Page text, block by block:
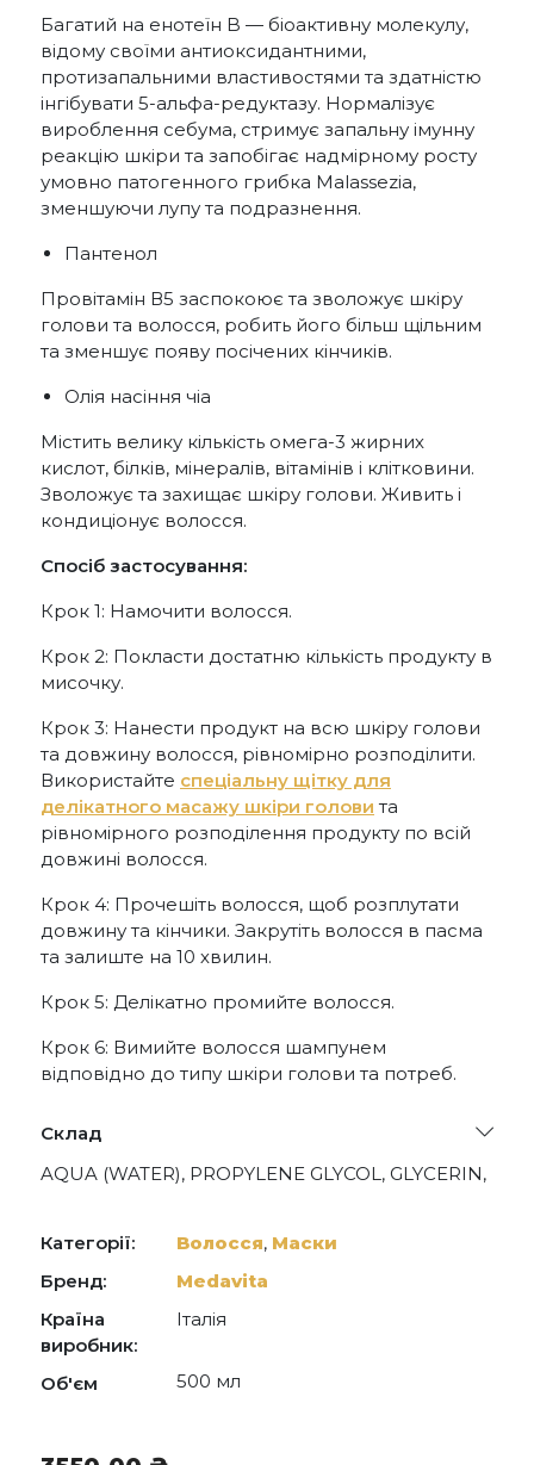
Багатий на енотеїн B — біоактивну молекулу,
відому своїми антиоксидантними,
протизапальними властивостями та здатністю
інгібувати 5-альфа-редуктазу. Нормалізує
вироблення себума, стримує запальну імунну
реакцію шкіри та запобігає надмірному росту
умовно патогенного грибка Malassezia,
зменшуючи лупу та подразнення.
Пантенол
Провітамін В5 заспокоює та зволожує шкіру
голови та волосся, робить його більш щільним
та зменшує появу посічених кінчиків.
Олія насіння чіа
Містить велику кількість омега-3 жирних
кислот, білків, мінералів, вітамінів і клітковини.
Зволожує та захищає шкіру голови. Живить і
кондиціонує волосся.
Спосіб застосування:
Крок 1: Намочити волосся.
Крок 2: Покласти достатню кількість продукту в
мисочку.
Крок 3: Нанести продукт на всю шкіру голови
та довжину волосся, рівномірно розподілити.
Використайте спеціальну щітку для
делікатного масажу шкіри голови та
рівномірного розподілення продукту по всій
довжині волосся.
Крок 4: Прочешіть волосся, щоб розплутати
довжину та кінчики. Закрутіть волосся в пасма
та залиште на 10 хвилин.
Крок 5: Делікатно промийте волосся.
Крок 6: Вимийте волосся шампунем
відповідно до типу шкіри голови та потреб.
Склад
AQUA (WATER), PROPYLENE GLYCOL, GLYCERIN,
PHOSPHATE, BEHENTRIMONIUM
METHOSULFATE, PHENOXYETHANOL,
CETEARYL ALCOHOL, PARFUM (FRAGRANCE),
COCAMIDOPROPYL BETAINE, KAOLIN, SALVIA
HISPANICA SEED OIL, ETHYLHEXYLGLYCERIN,
MELALEUCA ALTERNIFOLIA (TEA TREE) LEAF
CINNAMAL, EPILOBIUM ANGUSTIFOLIUM
Категорії: Волосся, Маски
Бренд:
Medavita
Країна
виробник:
Італія
Об'єм 500 мл